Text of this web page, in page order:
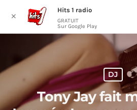
DJ
Tony Jay fait
✕
Hits 1 radio
GRATUIT
Sur Google Play